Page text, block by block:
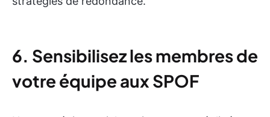
6. Sensibilisez les membres de
votre équipe aux SPOF